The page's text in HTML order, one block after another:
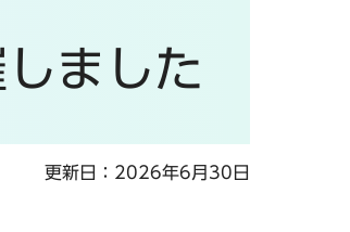
ました
更新日：2026年6月30日